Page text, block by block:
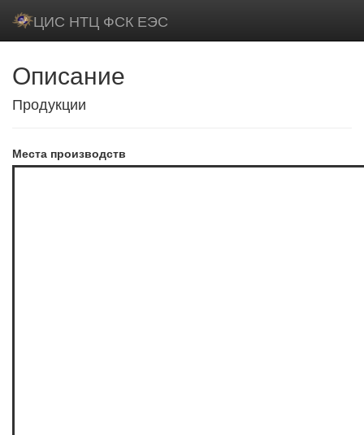
ЦИС НТЦ ФСК ЕЭС
Описание
Продукции
Места производств